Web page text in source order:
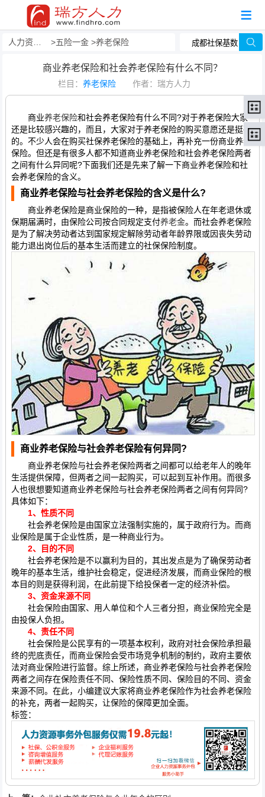
五险一金 养老保险
商业养老保险和社会养老保险有什么不同？
栏目： 养老保险 作者：瑞方人力
商业养老保险和社会养老保险有什么不同?对于养老保险大家
还是比较感兴趣的，而且，大家对于养老保险的购买意愿还是挺强
的。不少人会在购买社保养老保险的基础上，再补充一份商业养老
保险。但还是有很多人都不知道商业养老保险和社会养老保险两者
之间有什么异同呢?下面我们还是先来了解一下商业养老保险和社
会养老保险的含义。
商业养老保险与社会养老保险的含义是什么?
商业养老保险是商业保险的一种，是指被保险人在年老退休或
保期届满时，由保险公司按合同规定支付养老金。而社会养老保险
是为了解决劳动者达到国家规定解除劳动者年龄界限或因丧失劳动
能力退出岗位后的基本生活而建立的社保保险制度。
商业养老保险与社会养老保险有何异同?
商业养老保险与社会养老保险两者之间都可以给老年人的晚年
生活提供保障，但两者之间一起购买，可以起到互补作用。而很多
人也很想要知道商业养老保险与社会养老保险两者之间有何异同?
具体如下：
1、性质不同
社会养老保险是由国家立法强制实施的，属于政府行为。而商
业保险是属于企业性质，是一种商业行为。
2、目的不同
社会养老保险是不以赢利为目的，其出发点是为了确保劳动者
晚年的基本生活，维护社会稳定，促进经济发展，而商业保险的根
本目的则是获得利润，在此前提下给投保者一定的经济补偿。
3、资金来源不同
社会保险由国家、用人单位和个人三者分担，商业保险完全是
由投保人负担。
4、责任不同
社会保险是公民享有的一项基本权利，政府对社会保险承担最
终的兜底责任，而商业保险会受市场竞争机制的制约，政府主要依
法对商业保险进行监督。综上所述，商业养老保险与社会养老保险
两者之间存在保险责任不同、保险性质不同、保险目的不同、资金
来源不同。在此，小编建议大家将商业养老保险作为社会养老保险
的补充，两者一起购买，让保险的保障更加全面。
标签：